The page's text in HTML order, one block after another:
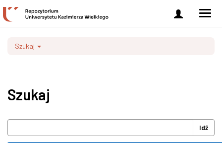
Zaloguj
się
Szukaj
Szukaj
Idź